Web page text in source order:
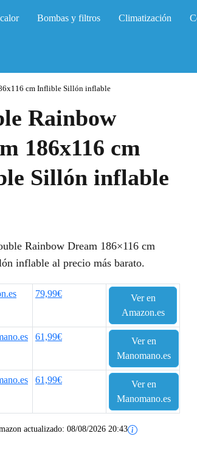
Bombas y filtros Climatización
cm Inflible Sillón inflable
Rainbow
186x116 cm
Sillón inflable
Rainbow Dream 186×116 cm
inflable al precio más barato.
79,99€
Ver en
Amazon.es
61,99€
Ver en
Manomano.es
61,99€
Ver en
Manomano.es
actualizado: 08/08/2026 20:43